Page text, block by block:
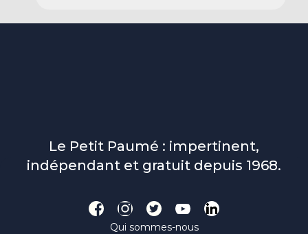
Le Petit Paumé : impertinent,
indépendant et gratuit depuis 1968.
Qui sommes-nous